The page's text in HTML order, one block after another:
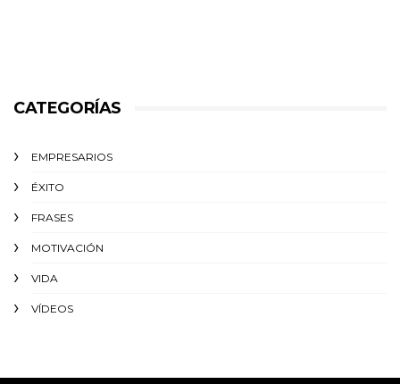
CATEGORÍAS
EMPRESARIOS
ÉXITO‬
FRASES
MOTIVACIÓN
VIDA
VÍDEOS